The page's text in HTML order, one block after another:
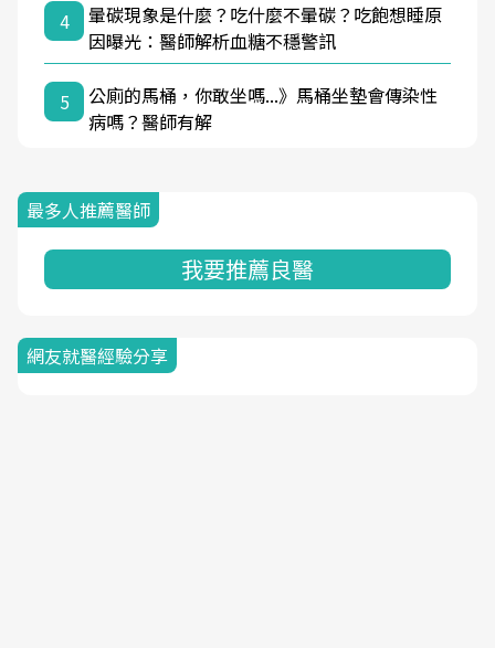
4
暈碳現象是什麼？吃什麼不暈碳？吃飽想睡原
因曝光：醫師解析血糖不穩警訊
5
公廁的馬桶，你敢坐嗎...》馬桶坐墊會傳染性
病嗎？醫師有解
最多人推薦醫師
我要推薦良醫
網友就醫經驗分享